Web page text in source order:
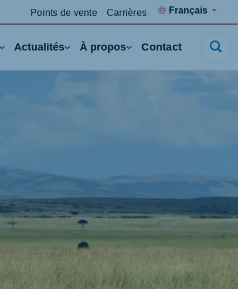
Points de vente Carrières Français
Actualités À propos Contact